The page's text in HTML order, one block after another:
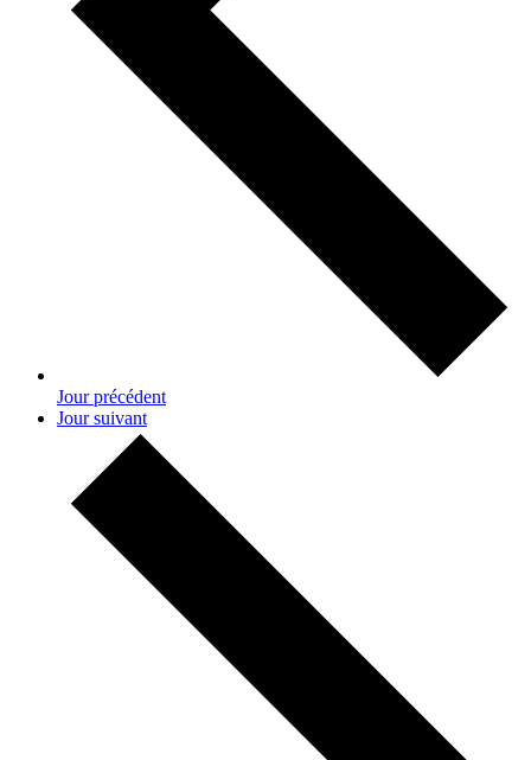
Jour précédent
Jour suivant